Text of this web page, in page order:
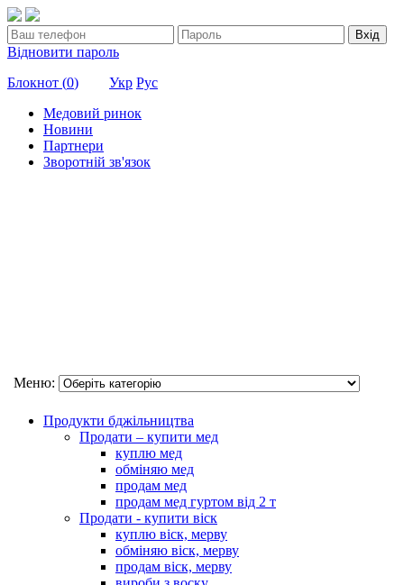
Вхід
Відновити пароль
Блокнот (0) Укр Рус
Медовий ринок
Новини
Партнери
Зворотній зв'язок
Меню:
Продукти бджільництва
Продати – купити мед
куплю мед
обміняю мед
продам мед
продам мед гуртом від 2 т
Продати - купити віск
куплю віск, мерву
обміняю віск, мерву
продам віск, мерву